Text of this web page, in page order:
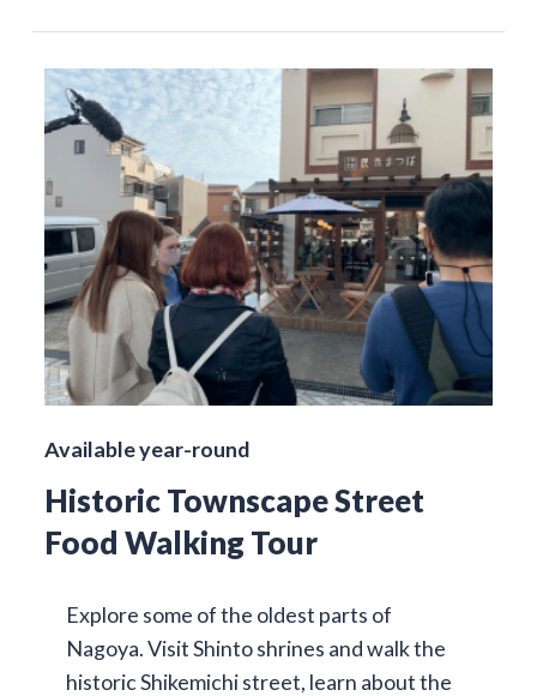
Available year-round
Historic Townscape Street
Food Walking Tour
Explore some of the oldest parts of
Nagoya. Visit Shinto shrines and walk the
historic Shikemichi street, learn about the